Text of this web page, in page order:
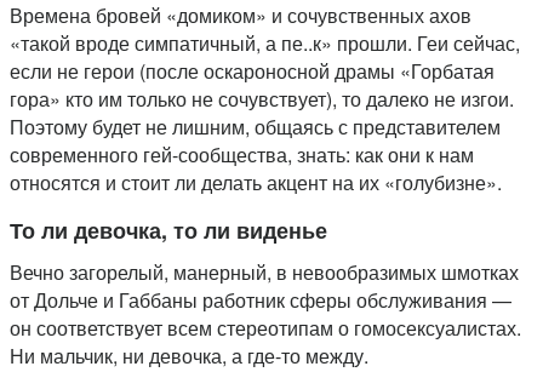
Времена бровей «домиком» и сочувственных ахов
«такой вроде симпатичный, а пе..к» прошли. Геи сейчас,
если не герои (после оскароносной драмы «Горбатая
гора» кто им только не сочувствует), то далеко не изгои.
Поэтому будет не лишним, общаясь с представителем
современного гей-сообщества, знать: как они к нам
относятся и стоит ли делать акцент на их «голубизне».
То ли девочка, то ли виденье
Вечно загорелый, манерный, в невообразимых шмотках
от Дольче и Габбаны работник сферы обслуживания —
он соответствует всем стереотипам о гомосексуалистах.
Ни мальчик, ни девочка, а где-то между.